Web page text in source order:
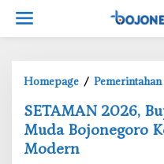
w
Homepage / Pemerintahan
‎SETAMAN 2026,
Muda Bojonegoro
Modern